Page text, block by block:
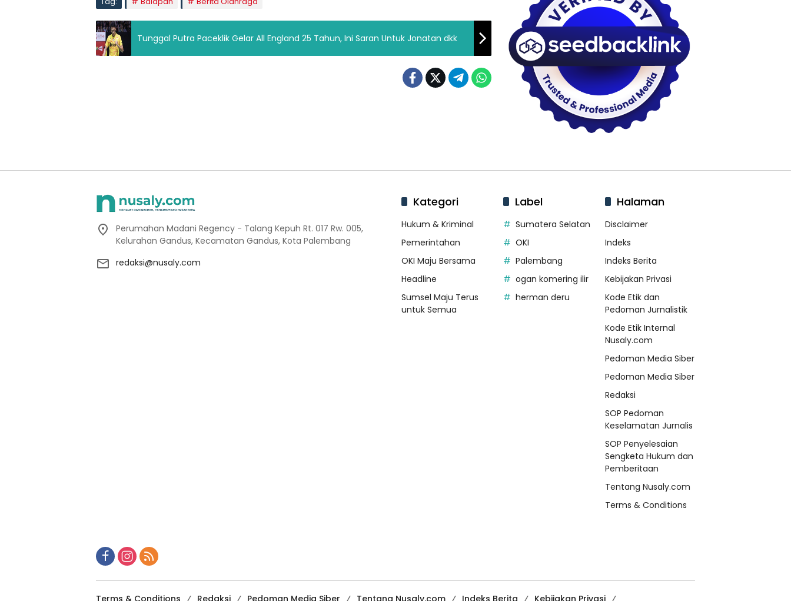
Tunggal Putra Paceklik Gelar All England 25 Tahun, Ini Saran Untuk Jonatan dkk
Perumahan Madani Regency - Talang Kepuh Rt. 017 Rw. 005,
Kelurahan Gandus, Kecamatan Gandus, Kota Palembang
redaksi@nusaly.com
Kategori
Hukum & Kriminal
Pemerintahan
OKI Maju Bersama
Headline
Sumsel Maju Terus
untuk Semua
Label
Sumatera Selatan
OKI
Palembang
ogan komering ilir
herman deru
Halaman
Disclaimer
Indeks
Indeks Berita
Kebijakan Privasi
Kode Etik dan
Pedoman Jurnalistik
Kode Etik Internal
Nusaly.com
Pedoman Media Siber
Pedoman Media Siber
Redaksi
SOP Pedoman
Keselamatan Jurnalis
SOP Penyelesaian
Sengketa Hukum dan
Pemberitaan
Tentang Nusaly.com
Terms & Conditions
Terms & Conditions Redaksi Pedoman Media Siber Tentang Nusaly.com Indeks Berita Kebijakan Privasi